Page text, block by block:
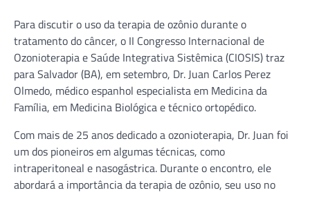
Para discutir o uso da terapia de ozônio durante o
tratamento do câncer, o II Congresso Internacional de
Ozonioterapia e Saúde Integrativa Sistêmica (CIOSIS) traz
para Salvador (BA), em setembro, Dr. Juan Carlos Perez
Olmedo, médico espanhol especialista em Medicina da
Família, em Medicina Biológica e técnico ortopédico.
Com mais de 25 anos dedicado a ozonioterapia, Dr. Juan foi
um dos pioneiros em algumas técnicas, como
intraperitoneal e nasogástrica. Durante o encontro, ele
abordará a importância da terapia de ozônio, seu uso no